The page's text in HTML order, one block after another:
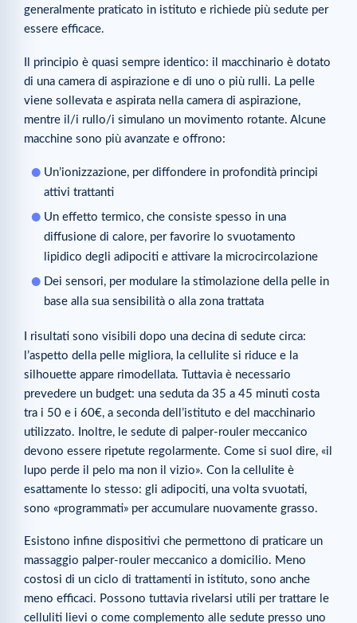
generalmente praticato in istituto e richiede più sedute per
essere efficace.
Il principio è quasi sempre identico: il macchinario è dotato
di una camera di aspirazione e di uno o più rulli. La pelle
viene sollevata e aspirata nella camera di aspirazione,
mentre il/i rullo/i simulano un movimento rotante. Alcune
macchine sono più avanzate e offrono:
Un’ionizzazione, per diffondere in profondità principi
attivi trattanti
Un effetto termico, che consiste spesso in una
diffusione di calore, per favorire lo svuotamento
lipidico degli adipociti e attivare la microcircolazione
Dei sensori, per modulare la stimolazione della pelle in
base alla sua sensibilità o alla zona trattata
I risultati sono visibili dopo una decina di sedute circa:
l’aspetto della pelle migliora, la cellulite si riduce e la
silhouette appare rimodellata. Tuttavia è necessario
prevedere un budget: una seduta da 35 a 45 minuti costa
tra i 50 e i 60€, a seconda dell’istituto e del macchinario
utilizzato. Inoltre, le sedute di palper-rouler meccanico
devono essere ripetute regolarmente. Come si suol dire, «il
lupo perde il pelo ma non il vizio». Con la cellulite è
esattamente lo stesso: gli adipociti, una volta svuotati,
sono «programmati» per accumulare nuovamente grasso.
Esistono infine dispositivi che permettono di praticare un
massaggio palper-rouler meccanico a domicilio. Meno
costosi di un ciclo di trattamenti in istituto, sono anche
meno efficaci. Possono tuttavia rivelarsi utili per trattare le
celluliti lievi o come complemento alle sedute presso uno